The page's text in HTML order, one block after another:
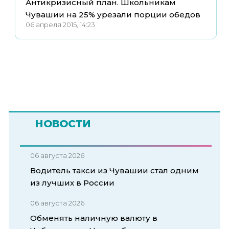
Антикризисный план. Школьникам
Чувашии на 25% урезали порции обедов
06 апреля 2015, 14:23
НОВОСТИ
06 августа 2026
Водитель такси из Чувашии стал одним
из лучших в России
06 августа 2026
Обменять наличную валюту в